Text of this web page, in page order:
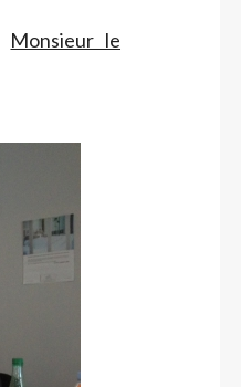
Monsieur le